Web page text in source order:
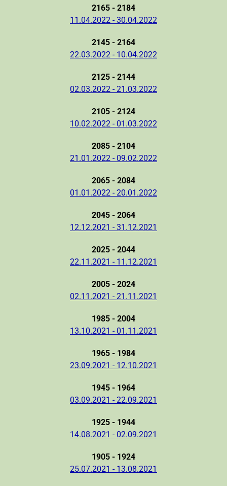
2165 - 2184
11.04.2022 - 30.04.2022
2145 - 2164
22.03.2022 - 10.04.2022
2125 - 2144
02.03.2022 - 21.03.2022
2105 - 2124
10.02.2022 - 01.03.2022
2085 - 2104
21.01.2022 - 09.02.2022
2065 - 2084
01.01.2022 - 20.01.2022
2045 - 2064
12.12.2021 - 31.12.2021
2025 - 2044
22.11.2021 - 11.12.2021
2005 - 2024
02.11.2021 - 21.11.2021
1985 - 2004
13.10.2021 - 01.11.2021
1965 - 1984
23.09.2021 - 12.10.2021
1945 - 1964
03.09.2021 - 22.09.2021
1925 - 1944
14.08.2021 - 02.09.2021
1905 - 1924
25.07.2021 - 13.08.2021